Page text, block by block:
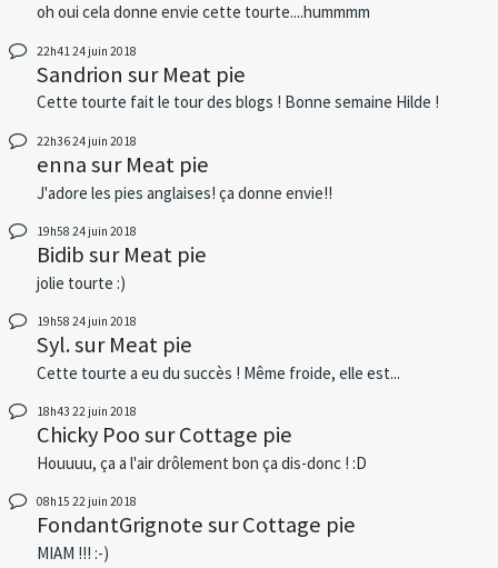
oh oui cela donne envie cette tourte....hummmm
22h41 24 juin 2018
Sandrion surMeat pie
Cette tourte fait le tour des blogs ! Bonne semaine Hilde !
22h3624 juin 2018
ennasurMeat pie
J'adore les pies anglaises! ça donne envie!!
19h58 24 juin 2018
BidibsurMeat pie
jolie tourte :)
19h58 24 juin 2018
Syl.surMeat pie
Cette tourte a eu du succès ! Même froide, elle est...
18h43 22 juin 2018
Chicky PoosurCottage pie
Houuuu, ça a l'air drôlement bon ça dis-donc ! :D
08h15 22 juin 2018
FondantGrignotesurCottage pie
MIAM !!! :-)